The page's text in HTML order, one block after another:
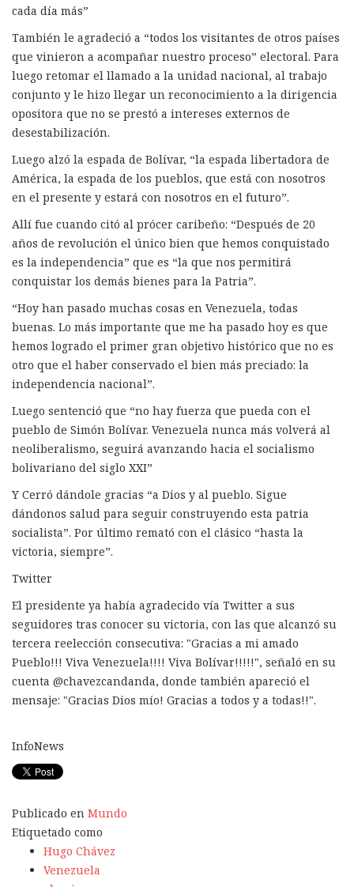
cada día más”
También le agradeció a “todos los visitantes de otros países
que vinieron a acompañar nuestro proceso” electoral. Para
luego retomar el llamado a la unidad nacional, al trabajo
conjunto y le hizo llegar un reconocimiento a la dirigencia
opositora que no se prestó a intereses externos de
desestabilización.
Luego alzó la espada de Bolívar, “la espada libertadora de
América, la espada de los pueblos, que está con nosotros
en el presente y estará con nosotros en el futuro”.
Allí fue cuando citó al prócer caribeño: “Después de 20
años de revolución el único bien que hemos conquistado
es la independencia” que es “la que nos permitirá
conquistar los demás bienes para la Patria”.
“Hoy han pasado muchas cosas en Venezuela, todas
buenas. Lo más importante que me ha pasado hoy es que
hemos logrado el primer gran objetivo histórico que no es
otro que el haber conservado el bien más preciado: la
independencia nacional”.
Luego sentenció que “no hay fuerza que pueda con el
pueblo de Simón Bolívar. Venezuela nunca más volverá al
neoliberalismo, seguirá avanzando hacia el socialismo
bolivariano del siglo XXI”
Y Cerró dándole gracias “a Dios y al pueblo. Sigue
dándonos salud para seguir construyendo esta patria
socialista”. Por último remató con el clásico “hasta la
victoria, siempre”.
Twitter
El presidente ya había agradecido vía Twitter a sus
seguidores tras conocer su victoria, con las que alcanzó su
tercera reelección consecutiva: "Gracias a mi amado
Pueblo!!! Viva Venezuela!!!! Viva Bolívar!!!!!", señaló en su
cuenta @chavezcandanda, donde también apareció el
mensaje: "Gracias Dios mío! Gracias a todos y a todas!!".
InfoNews
Publicado en Mundo
Etiquetado como
Hugo Chávez
Venezuela